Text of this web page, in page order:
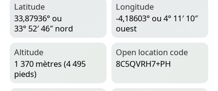
Latitude
33,87936° ou
33° 52′ 46″ nord
Longitude
-4,18603° ou 4° 11′ 10″
ouest
Altitude
1 370 mètres (4 495
pieds)
Open location code
8C5QVRH7+PH